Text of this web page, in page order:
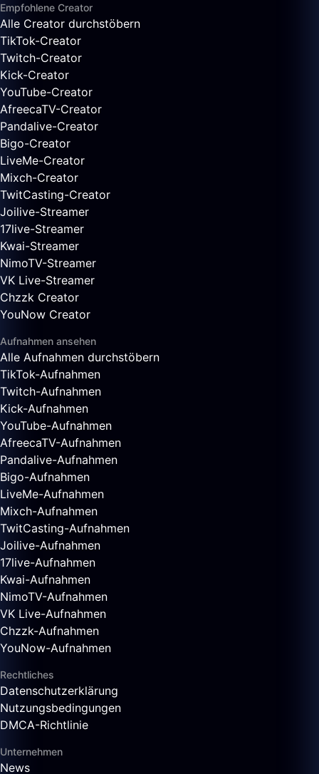
Empfohlene Creator
Alle Creator durchstöbern
TikTok-Creator
Twitch-Creator
Kick-Creator
YouTube-Creator
AfreecaTV-Creator
Pandalive-Creator
Bigo-Creator
LiveMe-Creator
Mixch-Creator
TwitCasting-Creator
Joilive-Streamer
17live-Streamer
Kwai-Streamer
NimoTV-Streamer
VK Live-Streamer
Chzzk Creator
YouNow Creator
Aufnahmen ansehen
Alle Aufnahmen durchstöbern
TikTok-Aufnahmen
Twitch-Aufnahmen
Kick-Aufnahmen
YouTube-Aufnahmen
AfreecaTV-Aufnahmen
Pandalive-Aufnahmen
Bigo-Aufnahmen
LiveMe-Aufnahmen
Mixch-Aufnahmen
TwitCasting-Aufnahmen
Joilive-Aufnahmen
17live-Aufnahmen
Kwai-Aufnahmen
NimoTV-Aufnahmen
VK Live-Aufnahmen
Chzzk-Aufnahmen
YouNow-Aufnahmen
Rechtliches
Datenschutzerklärung
Nutzungsbedingungen
DMCA-Richtlinie
Unternehmen
News